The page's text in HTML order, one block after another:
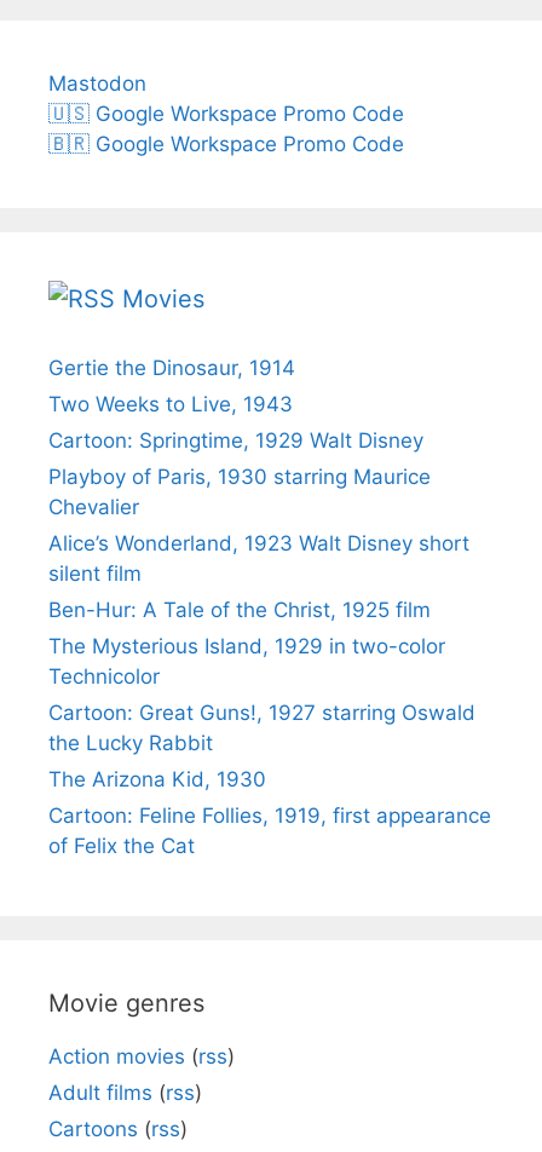
Mastodon
🇺🇸 Google Workspace Promo Code
🇧🇷 Google Workspace Promo Code
Movies
Gertie the Dinosaur, 1914
Two Weeks to Live, 1943
Cartoon: Springtime, 1929 Walt Disney
Playboy of Paris, 1930 starring Maurice
Chevalier
Alice’s Wonderland, 1923 Walt Disney short
silent film
Ben-Hur: A Tale of the Christ, 1925 film
The Mysterious Island, 1929 in two-color
Technicolor
Cartoon: Great Guns!, 1927 starring Oswald
the Lucky Rabbit
The Arizona Kid, 1930
Cartoon: Feline Follies, 1919, first appearance
of Felix the Cat
Movie genres
Action movies (rss)
Adult films (rss)
Cartoons (rss)